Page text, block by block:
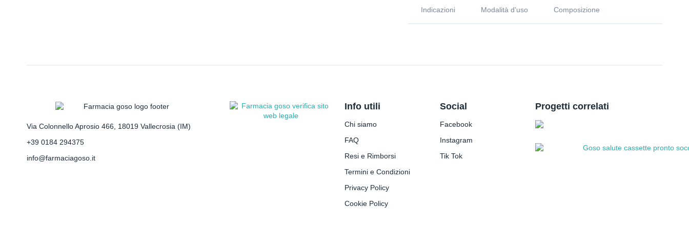
Indicazioni Modalità d'uso Composizione
Via Colonnello Aprosio 466, 18019 Vallecrosia (IM)
+39 0184 294375
info@farmaciagoso.it
Info utili
Chi siamo
FAQ
Resi e Rimborsi
Termini e Condizioni
Privacy Policy
Cookie Policy
Social
Facebook
Instagram
Tik Tok
Progetti correlati